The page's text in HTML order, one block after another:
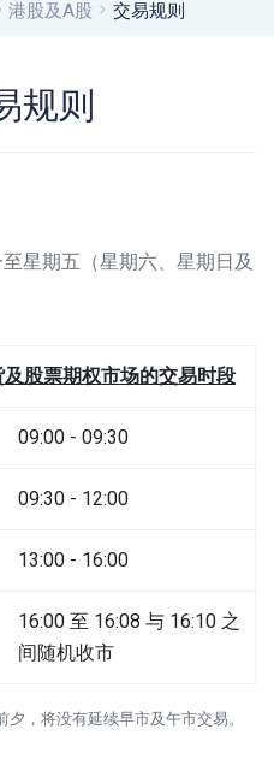
港股及A股 交易规则
规则
星期五（星期六、星期日及
股票期权市场的交易时段
09:00 - 09:30
09:30 - 12:00
13:00 - 16:00
16:00 至 16:08 与 16:10 之
间随机收市
，将没有延续早市及午市交易。